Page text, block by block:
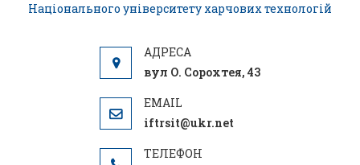
Національного університету харчових технологій
вул О. Сорохтея, 43
iftrsit@ukr.net